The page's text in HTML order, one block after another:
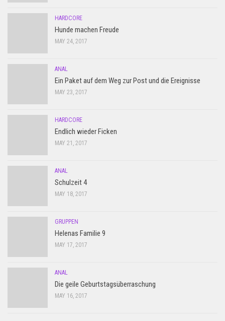
HARDCORE
Hunde machen Freude
MAY 24, 2017
ANAL
Ein Paket auf dem Weg zur Post und die Ereignisse
MAY 23, 2017
HARDCORE
Endlich wieder Ficken
MAY 21, 2017
ANAL
Schulzeit 4
MAY 18, 2017
GRUPPEN
Helenas Familie 9
MAY 17, 2017
ANAL
Die geile Geburtstagsüberraschung
MAY 16, 2017